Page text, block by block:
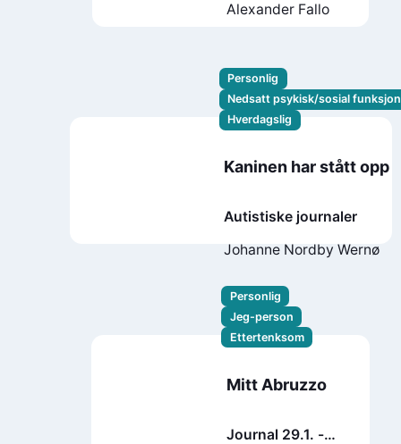
Alexander Fallo
Personlig
Nedsatt psykisk/sosial
Hverdagslig
Kaninen har stått opp
Autistiske journaler
Johanne Nordby Wernø
Personlig
Jeg-person
Ettertenksom
Mitt Abruzzo
Journal 29.1. -